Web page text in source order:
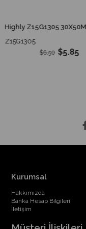
Z15G1305
$5.85
$6.50
Kurumsal
Hakkımızda
Banka Hesap Bilgileri
İletişim